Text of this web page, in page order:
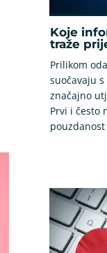
Koje
traže
Prilikom
suočavaju
značajno
Prvi i često